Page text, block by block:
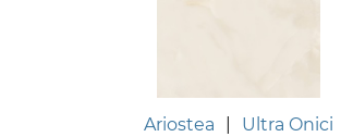
Ariostea Ultra Onici